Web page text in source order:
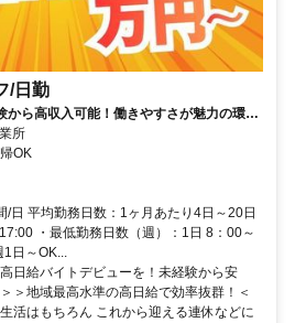
/日勤
から高収入可能！働きやすさが魅力の環境
！【月収29万円可能！日払いもOK！】
です！週1日～・短期もOK！あなたのラ
しませんか！未経験者大歓迎！年代幅広
所
OK
/日 平均勤務日数：1ヶ月あたり4日～20日
・最低勤務日数（週）：1日 8：00～
日～OK...
日給バイトデビューを！未経験から安
＞地域最高水準の高日給で効率抜群！＜
活はもちろん これから迎える連休などに